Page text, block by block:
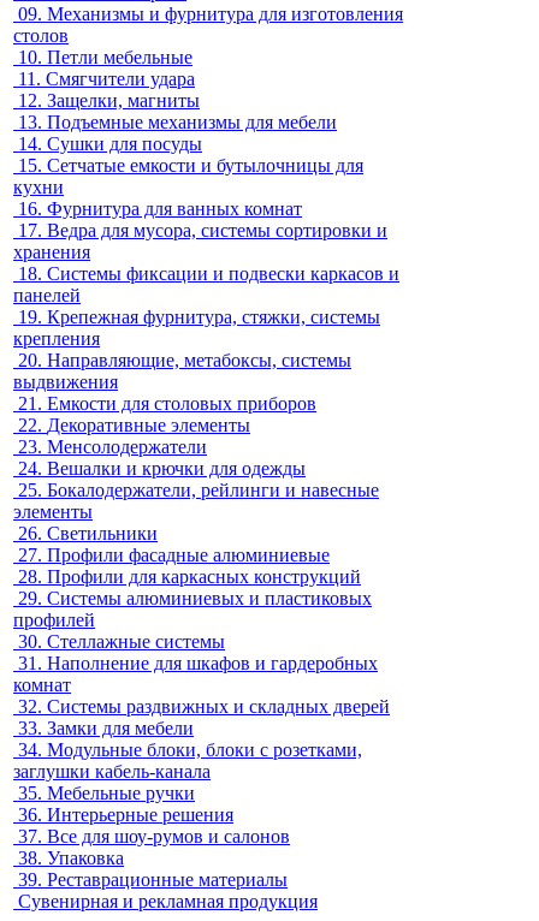
09. Механизмы и фурнитура для изготовления
столов
10. Петли мебельные
11. Смягчители удара
12. Защелки, магниты
13. Подъемные механизмы для мебели
14. Сушки для посуды
15. Сетчатые емкости и бутылочницы для
кухни
16. Фурнитура для ванных комнат
17. Ведра для мусора, системы сортировки и
хранения
18. Системы фиксации и подвески каркасов и
панелей
19. Крепежная фурнитура, стяжки, системы
крепления
20. Направляющие, метабоксы, системы
выдвижения
21. Емкости для столовых приборов
22. Декоративные элементы
23. Менсолодержатели
24. Вешалки и крючки для одежды
25. Бокалодержатели, рейлинги и навесные
элементы
26. Светильники
27. Профили фасадные алюминиевые
28. Профили для каркасных конструкций
29. Системы алюминиевых и пластиковых
профилей
30. Стеллажные системы
31. Наполнение для шкафов и гардеробных
комнат
32. Системы раздвижных и складных дверей
33. Замки для мебели
34. Модульные блоки, блоки с розетками,
заглушки кабель-канала
35. Мебельные ручки
36. Интерьерные решения
37. Все для шоу-румов и салонов
38. Упаковка
39. Реставрационные материалы
Сувенирная и рекламная продукция